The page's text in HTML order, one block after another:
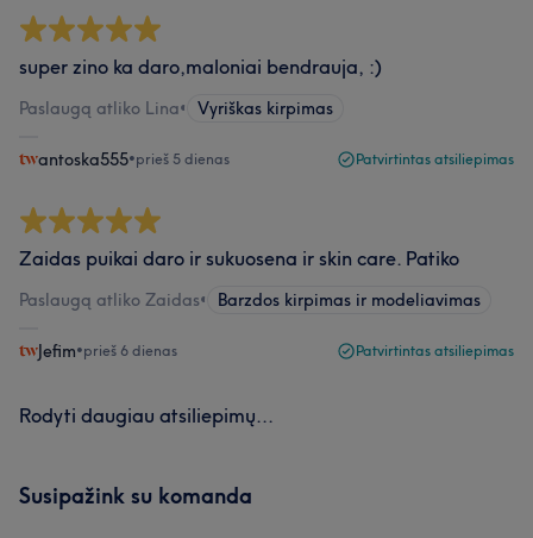
super zino ka daro,maloniai bendrauja, :)
Paslaugą atliko Lina• Vyriškas kirpimas
antoska555•prieš 5 dienas Patvirtintas atsiliepimas
Zaidas puikai daro ir sukuosena ir skin care. Patiko
Paslaugą atliko Zaidas• Barzdos kirpimas ir modeliavimas
Jefim•prieš 6 dienas Patvirtintas atsiliepimas
Rodyti daugiau atsiliepimų...
Susipažink su komanda